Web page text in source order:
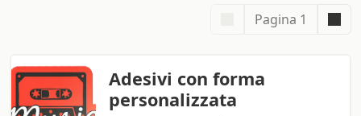
Pagina 1
Adesivi con forma
personalizzata